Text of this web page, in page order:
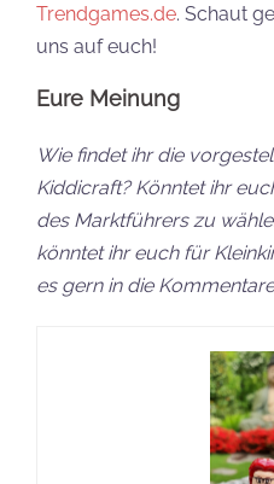
Trendgames.de. Schaut
uns auf euch!
Eure Meinung
Wie findet ihr die
Kiddicraft? Könntet ihr
des Marktführers zu
könntet ihr euch für
es gern in die